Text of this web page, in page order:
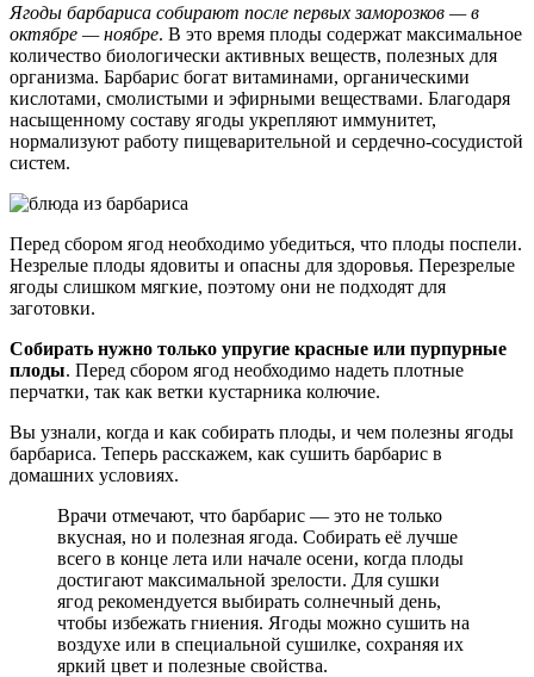
Ягоды барбариса собирают после первых заморозков — в
октябре — ноябре. В это время плоды содержат максимальное
количество биологически активных веществ, полезных для
организма. Барбарис богат витаминами, органическими
кислотами, смолистыми и эфирными веществами. Благодаря
насыщенному составу ягоды укрепляют иммунитет,
нормализуют работу пищеварительной и сердечно-сосудистой
систем.
Перед сбором ягод необходимо убедиться, что плоды поспели.
Незрелые плоды ядовиты и опасны для здоровья. Перезрелые
ягоды слишком мягкие, поэтому они не подходят для
заготовки.
Собирать нужно только упругие красные или пурпурные
плоды. Перед сбором ягод необходимо надеть плотные
перчатки, так как ветки кустарника колючие.
Вы узнали, когда и как собирать плоды, и чем полезны ягоды
барбариса. Теперь расскажем, как сушить барбарис в
домашних условиях.
Врачи отмечают, что барбарис — это не только
вкусная, но и полезная ягода. Собирать её лучше
всего в конце лета или начале осени, когда плоды
достигают максимальной зрелости. Для сушки
ягод рекомендуется выбирать солнечный день,
чтобы избежать гниения. Ягоды можно сушить на
воздухе или в специальной сушилке, сохраняя их
яркий цвет и полезные свойства.